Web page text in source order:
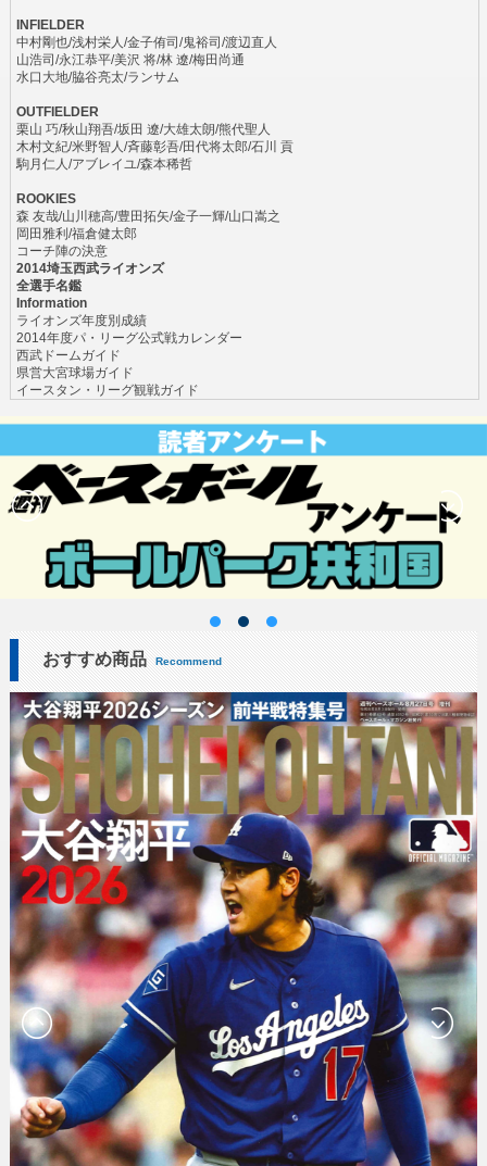
INFIELDER
中村剛也/浅村栄人/金子侑司/鬼裕司/渡辺直人
山浩司/永江恭平/美沢 将/林 遼/梅田尚通
水口大地/脇谷亮太/ランサム
OUTFIELDER
栗山 巧/秋山翔吾/坂田 遼/大雄太朗/熊代聖人
木村文紀/米野智人/斉藤彰吾/田代将太郎/石川 貢
駒月仁人/アブレイユ/森本稀哲
ROOKIES
森 友哉/山川穂高/豊田拓矢/金子一輝/山口嵩之
岡田雅利/福倉健太郎
コーチ陣の決意
2014埼玉西武ライオンズ
全選手名鑑
Information
ライオンズ年度別成績
2014年度パ・リーグ公式戦カレンダー
西武ドームガイド
県営大宮球場ガイド
イースタン・リーグ観戦ガイド
おすすめ商品 Recommend